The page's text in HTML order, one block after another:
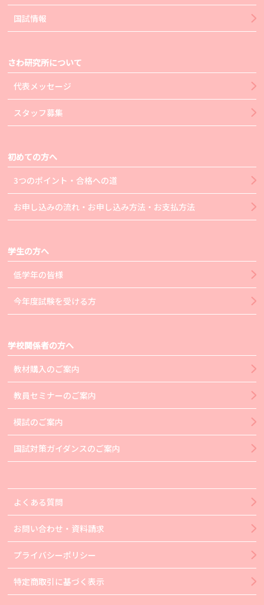
国試情報
さわ研究所について
代表メッセージ
スタッフ募集
初めての方へ
3つのポイント・合格への道
お申し込みの流れ・お申し込み方法・お支払方法
学生の方へ
低学年の皆様
今年度試験を受ける方
学校関係者の方へ
教材購入のご案内
教員セミナーのご案内
模試のご案内
国試対策ガイダンスのご案内
よくある質問
お問い合わせ・資料請求
プライバシーポリシー
特定商取引に基づく表示